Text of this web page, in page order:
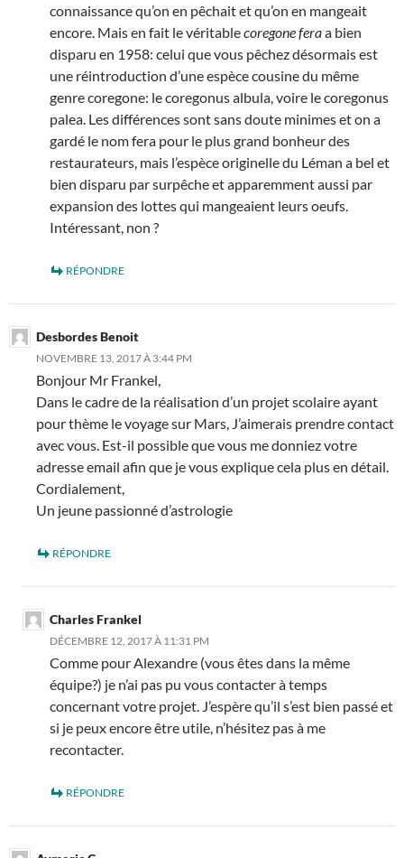
connaissance qu’on en pêchait et qu’on en mangeait
encore. Mais en fait le véritablecoregone feraa bien
disparu en 1958: celui que vous pêchez désormais est
une réintroduction d’une espèce cousine du même
genre coregone: le coregonus albula, voire le coregonus
palea. Les différences sont sans doute minimes et on a
gardé le nom fera pour le plus grand bonheur des
restaurateurs, mais l’espèce originelle du Léman a bel et
bien disparu par surpêche et apparemment aussi par
expansion des lottes qui mangeaient leurs oeufs.
Intéressant, non ?
RÉPONDRE
Desbordes Benoit
NOVEMBRE 13, 2017 À 3:44 PM
Bonjour Mr Frankel,
Dans le cadre de la réalisation d’un projet scolaire ayant
pour thème le voyage sur Mars, J’aimerais prendre contact
avec vous. Est-il possible que vous me donniez votre
adresse email afin que je vous explique cela plus en détail.
Cordialement,
Un jeune passionné d’astrologie
RÉPONDRE
Charles Frankel
DÉCEMBRE 12, 2017 À 11:31 PM
Comme pour Alexandre (vous êtes dans la même
équipe?) je n’ai pas pu vous contacter à temps
concernant votre projet. J’espère qu’il s’est bien passé et
si je peux encore être utile, n’hésitez pas à me
recontacter.
RÉPONDRE